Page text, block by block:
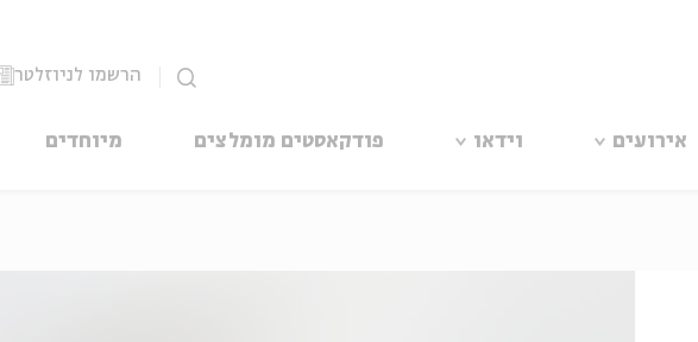
הרשמו לניוזלטר
אירועים וידאו פודקאסטים מומלצים מיוחדים